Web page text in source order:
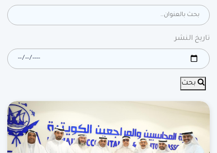
تاريخ النشر
بحث